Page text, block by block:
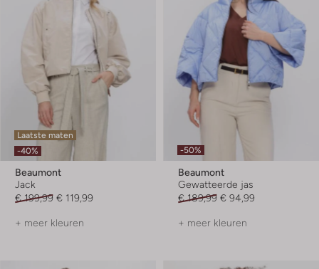
Laatste maten
-40%
Beaumont
Jack
€ 199,99 € 119,99
+ meer kleuren
-50%
Beaumont
Gewatteerde jas
€ 189,99 € 94,99
+ meer kleuren